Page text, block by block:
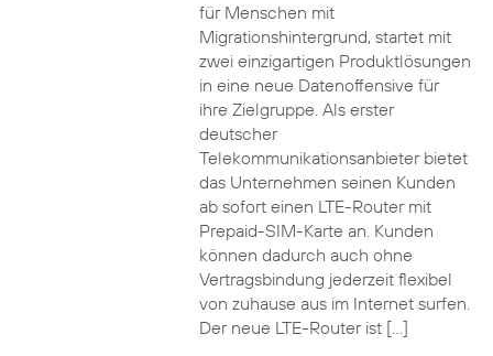
für Menschen mit
Migrationshintergrund, startet mit
zwei einzigartigen Produktlösungen
in eine neue Datenoffensive für
ihre Zielgruppe. Als erster
deutscher
Telekommunikationsanbieter bietet
das Unternehmen seinen Kunden
ab sofort einen LTE-Router mit
Prepaid-SIM-Karte an. Kunden
können dadurch auch ohne
Vertragsbindung jederzeit flexibel
von zuhause aus im Internet surfen.
Der neue LTE-Router ist […]